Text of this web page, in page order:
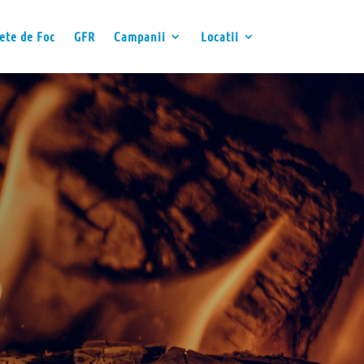
de Foc GFR Campanii Locatii